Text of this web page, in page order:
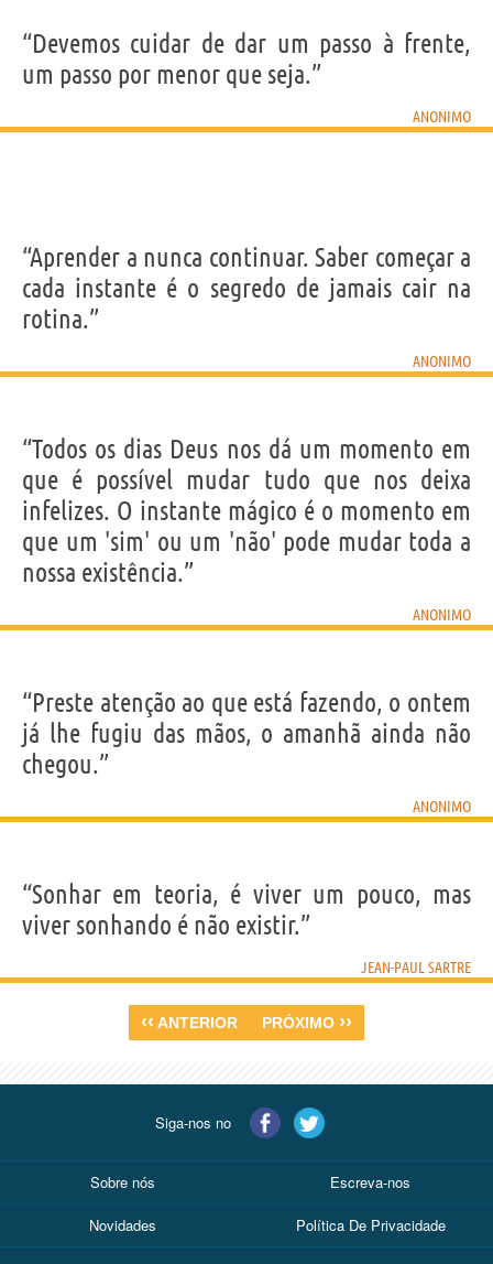
“Devemos cuidar de dar um passo à frente,
um passo por menor que seja.”
ANONIMO
“Aprender a nunca continuar. Saber começar a
cada instante é o segredo de jamais cair na
rotina.”
ANONIMO
“Todos os dias Deus nos dá um momento em
que é possível mudar tudo que nos deixa
infelizes. O instante mágico é o momento em
que um 'sim' ou um 'não' pode mudar toda a
nossa existência.”
ANONIMO
“Preste atenção ao que está fazendo, o ontem
já lhe fugiu das mãos, o amanhã ainda não
chegou.”
ANONIMO
“Sonhar em teoria, é viver um pouco, mas
viver sonhando é não existir.”
JEAN-PAUL SARTRE
‹‹ ANTERIOR PRÓXIMO ››
Siga-nos no
Sobre nós Escreva-nos
Novidades Política De Privacidade